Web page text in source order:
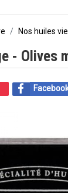
Nos huiles
- Olives